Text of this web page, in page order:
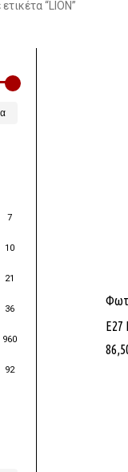
“LION”
7
10
21
36
960
92
Ε27